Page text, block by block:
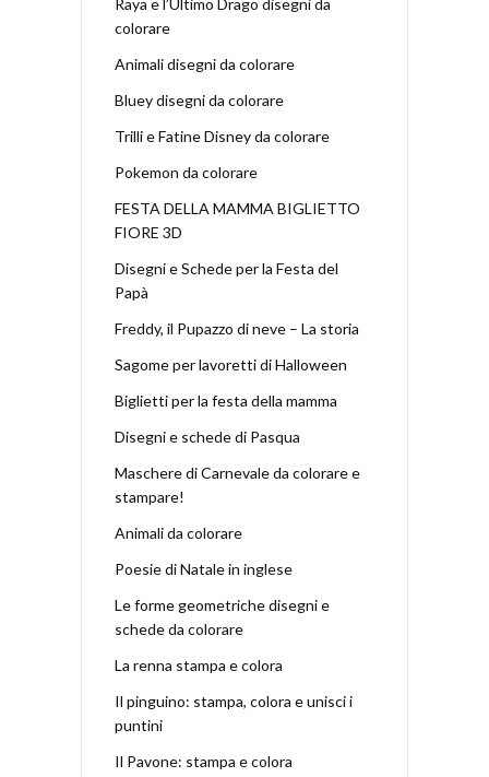
colorare
Animali disegni da colorare
Bluey disegni da colorare
Trilli e Fatine Disney da colorare
Pokemon da colorare
FESTA DELLA MAMMA BIGLIETTO
FIORE 3D
Disegni e Schede per la Festa del
Papà
Freddy, il Pupazzo di neve – La storia
Sagome per lavoretti di Halloween
Biglietti per la festa della mamma
Disegni e schede di Pasqua
Maschere di Carnevale da colorare e
stampare!
Animali da colorare
Poesie di Natale in inglese
Le forme geometriche disegni e
schede da colorare
La renna stampa e colora
Il pinguino: stampa, colora e unisci i
puntini
Il Pavone: stampa e colora